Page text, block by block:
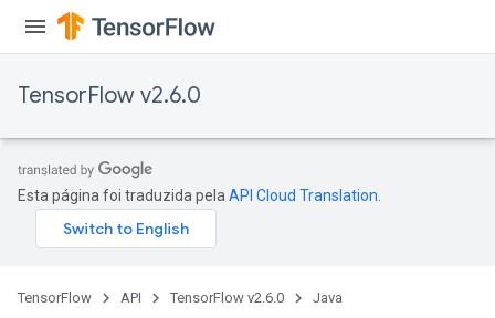
TensorFlow v2.6.0
Esta página foi traduzida pela API Cloud Translation
TensorFlow API TensorFlow v2.6.0 Java